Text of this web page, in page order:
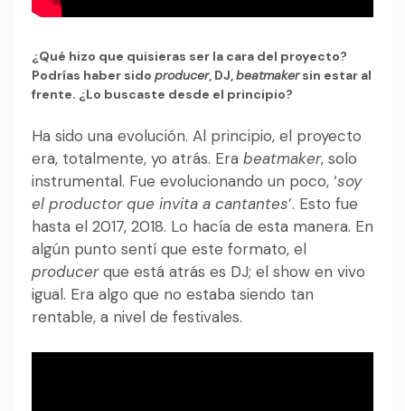
¿Qué hizo que quisieras ser la cara del proyecto?
Podrías haber sido producer, DJ,beatmakersin estar al
frente. ¿Lo buscaste desde el principio?
Ha sido una evolución. Al principio, el proyecto
era, totalmente, yo atrás. Era beatmaker, solo
instrumental. Fue evolucionando un poco, ‘soy
el productor que invita a cantantes’. Esto fue
hasta el 2017, 2018. Lo hacía de esta manera. En
algún punto sentí que este formato, el
producerque está atrás es DJ; el show en vivo
igual. Era algo que no estaba siendo tan
rentable, a nivel de festivales.